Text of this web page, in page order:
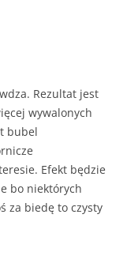
Rezultat jest
wywalonych
bubel
Efekt będzie
bo niektórych
za biedę to czysty